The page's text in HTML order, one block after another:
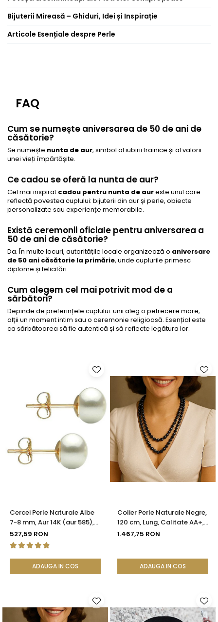
Bijuterii Mireasă – Ghiduri, Idei și Inspirație
Articole Esențiale despre Perle
FAQ
Cum se numește aniversarea de 50 de ani de
căsătorie?
Se numește nunta de aur, simbol al iubirii trainice și al valorii
unei vieți împărtășite.
Ce cadou se oferă la nunta de aur?
Cel mai inspirat cadou pentru nunta de aureste unul care
reflectă povestea cuplului: bijuterii din aur și perle, obiecte
personalizate sau experiențe memorabile.
Există ceremonii oficiale pentru aniversarea a
50 de ani de căsătorie?
Da. În multe locuri, autoritățile locale organizează o aniversare
de 50 ani căsătorie la primărie, unde cuplurile primesc
diplome și felicitări.
Cum alegem cel mai potrivit mod de a
sărbători?
Depinde de preferințele cuplului: unii aleg o petrecere mare,
alții un moment intim sau o ceremonie religioasă. Esențial este
ca sărbătoarea să fie autentică și să reflecte legătura lor.
Cercei Perle Naturale Albe
7-8 mm, Aur 14K (aur 585),
Calitatea AAA | KASKADDA®
527,59 RON
ADAUGA IN COS
Colier Perle Naturale Negre,
120 cm, Lung, Calitate AA+,
Argint 925 | KASKADDA®
1.467,75 RON
ADAUGA IN COS